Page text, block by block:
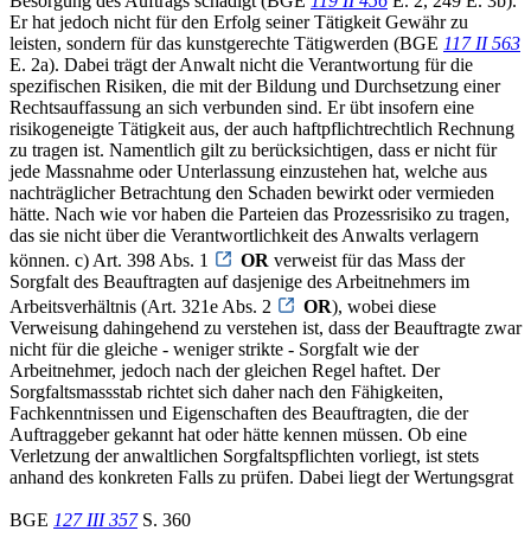
Er hat jedoch nicht für den Erfolg seiner Tätigkeit Gewähr zu
leisten, sondern für das kunstgerechte Tätigwerden (BGE 117 II 563
E. 2a). Dabei trägt der Anwalt nicht die Verantwortung für die
spezifischen Risiken, die mit der Bildung und Durchsetzung einer
Rechtsauffassung an sich verbunden sind. Er übt insofern eine
risikogeneigte Tätigkeit aus, der auch haftpflichtrechtlich Rechnung
zu tragen ist. Namentlich gilt zu berücksichtigen, dass er nicht für
jede Massnahme oder Unterlassung einzustehen hat, welche aus
nachträglicher Betrachtung den Schaden bewirkt oder vermieden
hätte. Nach wie vor haben die Parteien das Prozessrisiko zu tragen,
das sie nicht über die Verantwortlichkeit des Anwalts verlagern
können. c) Art. 398 Abs. 1
OR verweist für das Mass der
Sorgfalt des Beauftragten auf dasjenige des Arbeitnehmers im
Arbeitsverhältnis (Art. 321e Abs. 2
OR), wobei diese
Verweisung dahingehend zu verstehen ist, dass der Beauftragte zwar
nicht für die gleiche - weniger strikte - Sorgfalt wie der
Arbeitnehmer, jedoch nach der gleichen Regel haftet. Der
Sorgfaltsmassstab richtet sich daher nach den Fähigkeiten,
Fachkenntnissen und Eigenschaften des Beauftragten, die der
Auftraggeber gekannt hat oder hätte kennen müssen. Ob eine
Verletzung der anwaltlichen Sorgfaltspflichten vorliegt, ist stets
anhand des konkreten Falls zu prüfen. Dabei liegt der Wertungsgrat
BGE 127 III 357S. 360